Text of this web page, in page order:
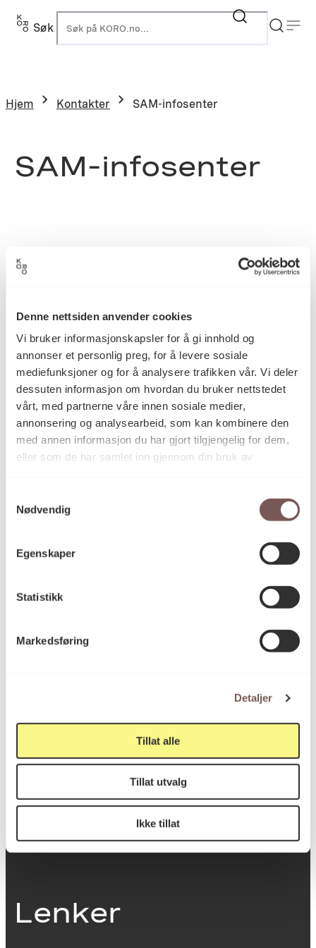
Denne nettsiden anvender cookies
Vi bruker informasjonskapsler for å gi innhold og
annonser et personlig preg, for å levere sosiale
mediefunksjoner og for å analysere trafikken vår. Vi deler
dessuten informasjon om hvordan du bruker nettstedet
vårt, med partnerne våre innen sosiale medier,
annonsering og analysearbeid, som kan kombinere den
med annen informasjon du har gjort tilgjengelig for dem,
eller som de har samlet inn gjennom din bruk av
Nødvendig
Egenskaper
Statistikk
Markedsføring
Detaljer
Tillat alle
Tillat utvalg
Ikke tillat
Søk
Hjem Kontakter SAM-infosenter
SAM-infosenter
Postadresse
Postboks 6994
St. Olavs plass
0130 Oslo
post@koro.no
Besøksadresse
Victoria Terrasse 11
0251 Oslo
Viktig info
Utbetaling og fakturering
Om opphavsrett
Dokumentasjonsskjema
Last ned logo
Lenker